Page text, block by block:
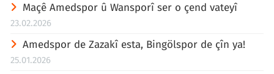
Maçê Amedspor û Wansporî ser o çend vateyî
23.02.2026
Amedspor de Zazakî esta, Bingölspor de çîn ya!
25.01.2026